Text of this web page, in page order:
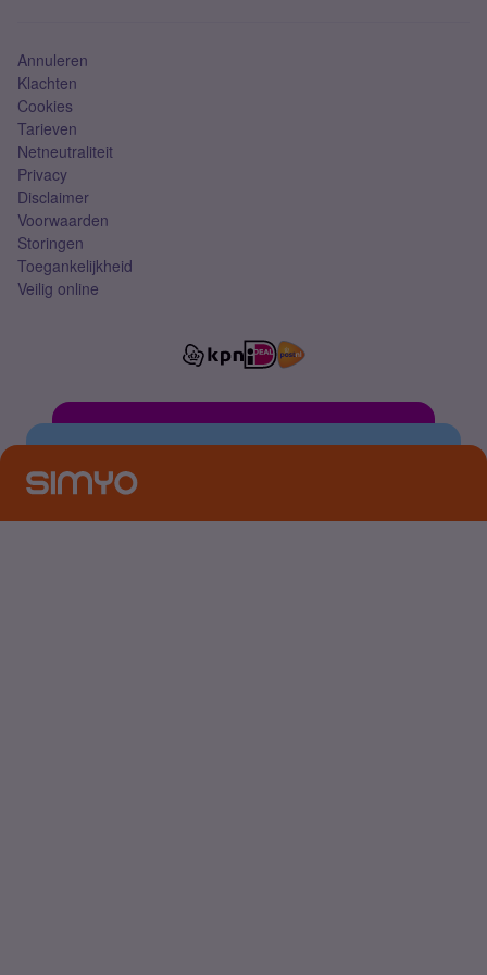
Annuleren
Klachten
Cookies
Tarieven
Netneutraliteit
Privacy
Disclaimer
Voorwaarden
Storingen
Toegankelijkheid
Veilig online